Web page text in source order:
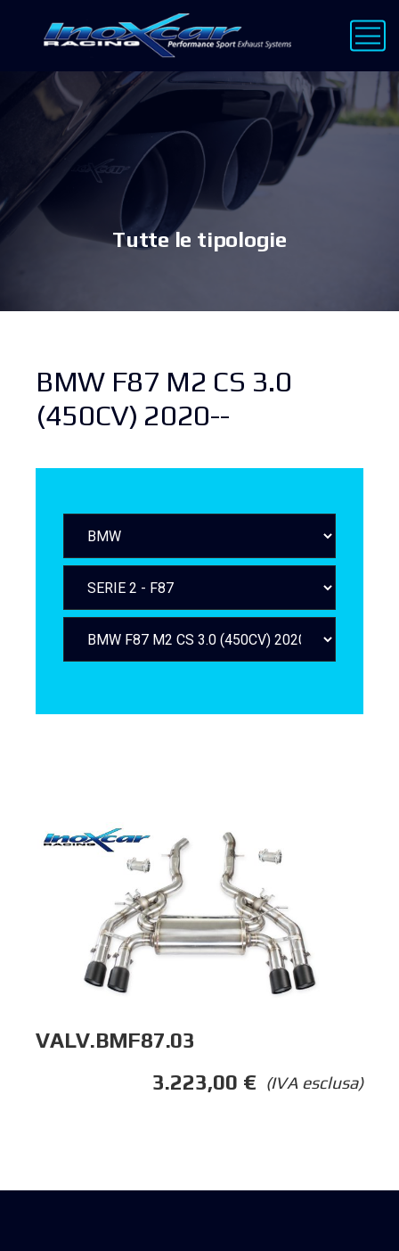
Tutte le tipologie
BMW F87 M2 CS 3.0
(450CV) 2020--
VALV.BMF87.03
(IVA esclusa)
3.223,00 €